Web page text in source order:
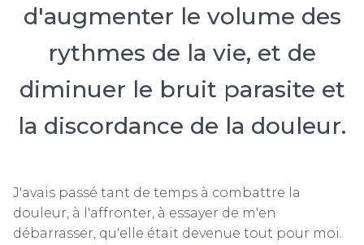
d'augmenter le volume des
rythmes de la vie, et de
diminuer le bruit parasite et
la discordance de la douleur.
J'avais passé tant de temps à combattre la
douleur, à l'affronter, à essayer de m'en
débarrasser, qu'elle était devenue tout pour moi.